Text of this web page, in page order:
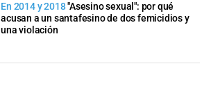
En 2014 y 2018"Asesino sexual": por qué
acusan a un santafesino de dos femicidios y
una violación